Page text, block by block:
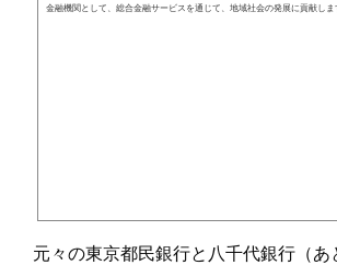
金融機関として、総合金融サービスを通じて、地域社会の発展に貢献しま
元々の東京都民銀行と八千代銀行（あ